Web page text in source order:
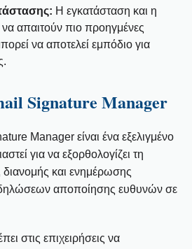
Η εγκατάσταση και η
να απαιτούν πιο προηγμένες
να αποτελεί εμπόδιο για
Signature Manager
Manager είναι ένα εξελιγμένο
για να εξορθολογίζει τη
διανομής και ενημέρωσης
αποποίησης ευθυνών σε
στις επιχειρήσεις να